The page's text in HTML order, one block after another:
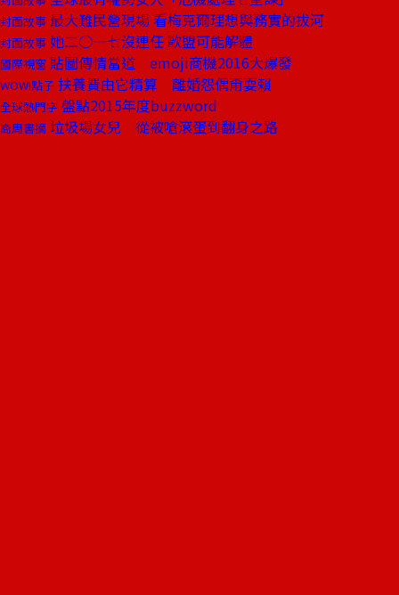
封面故事 最大難民營現場 看梅克爾理想與務實的拔河
封面故事 她二○一七沒連任 歐盟可能解體
國際視窗 貼圖傳情當道 emoji商機2016大爆發
WOW!點子 扶養費由它精算 離婚怨偶甭耍賴
全球熱門字 盤點2015年度buzzword
商周書摘 垃圾場女兒 從被嗆滾蛋到翻身之路